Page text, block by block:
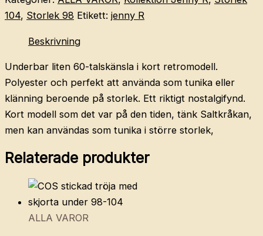
ca
104, Storlek 98 Etikett: jenny R
Beskrivning
Underbar liten 60-talskänsla i kort retromodell.
Polyester och perfekt att använda som tunika eller
klänning beroende på storlek. Ett riktigt nostalgifynd.
Kort modell som det var på den tiden, tänk Saltkråkan,
men kan användas som tunika i större storlek,
Relaterade produkter
ALLA VAROR